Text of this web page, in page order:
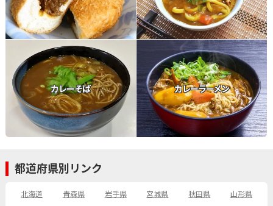
カレーそば カレーラーメン
都道府県別リンク
北海道 青森県 岩手県 宮城県 秋田県
山形県